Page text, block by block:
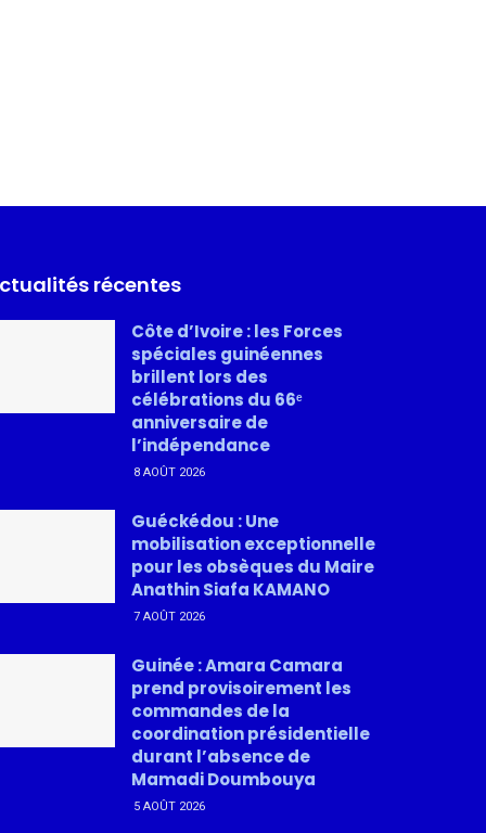
récentes
Côte d’Ivoire : les Forces
spéciales guinéennes
brillent lors des
célébrations du 66ᵉ
anniversaire de
l’indépendance
8 AOÛT 2026
Guéckédou : Une
mobilisation exceptionnelle
pour les obsèques du Maire
Anathin Siafa KAMANO
7 AOÛT 2026
Guinée : Amara Camara
prend provisoirement les
commandes de la
coordination présidentielle
durant l’absence de
Mamadi Doumbouya
5 AOÛT 2026